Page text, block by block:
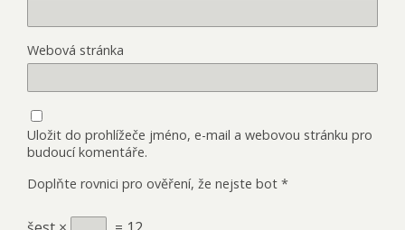
Webová stránka
Uložit do prohlížeče jméno, e-mail a webovou stránku pro
budoucí komentáře.
Doplňte rovnici pro ověření, že nejste bot *